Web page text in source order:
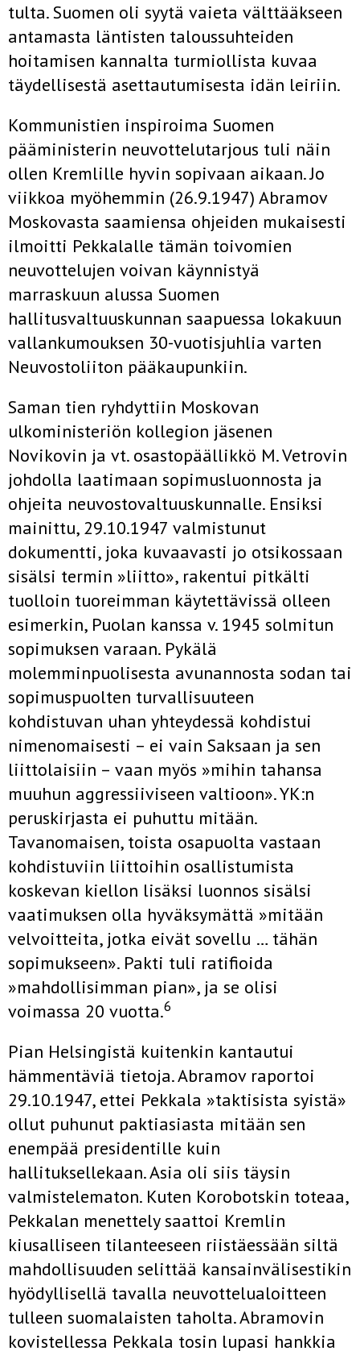
tulta. Suomen oli syytä vaieta välttääkseen
antamasta läntisten taloussuhteiden
hoitamisen kannalta turmiollista kuvaa
täydellisestä asettautumisesta idän leiriin.
Kommunistien inspiroima Suomen
pääministerin neuvottelutarjous tuli näin
ollen Kremlille hyvin sopivaan aikaan. Jo
viikkoa myöhemmin (26.9.1947) Abramov
Moskovasta saamiensa ohjeiden mukaisesti
ilmoitti Pekkalalle tämän toivomien
neuvottelujen voivan käynnistyä
marraskuun alussa Suomen
hallitusvaltuuskunnan saapuessa lokakuun
vallankumouksen 30-vuotisjuhlia varten
Neuvostoliiton pääkaupunkiin.
Saman tien ryhdyttiin Moskovan
ulkoministeriön kollegion jäsenen
Novikovin ja vt. osastopäällikkö M. Vetrovin
johdolla laatimaan sopimusluonnosta ja
ohjeita neuvostovaltuuskunnalle. Ensiksi
mainittu, 29.10.1947 valmistunut
dokumentti, joka kuvaavasti jo otsikossaan
sisälsi termin »liitto», rakentui pitkälti
tuolloin tuoreimman käytettävissä olleen
esimerkin, Puolan kanssa v. 1945 solmitun
sopimuksen varaan. Pykälä
molemminpuolisesta avunannosta sodan tai
sopimuspuolten turvallisuuteen
kohdistuvan uhan yhteydessä kohdistui
nimenomaisesti – ei vain Saksaan ja sen
liittolaisiin – vaan myös »mihin tahansa
muuhun aggressiiviseen valtioon». YK:n
peruskirjasta ei puhuttu mitään.
Tavanomaisen, toista osapuolta vastaan
kohdistuviin liittoihin osallistumista
koskevan kiellon lisäksi luonnos sisälsi
vaatimuksen olla hyväksymättä »mitään
velvoitteita, jotka eivät sovellu … tähän
sopimukseen». Pakti tuli ratifioida
»mahdollisimman pian», ja se olisi
voimassa 20 vuotta.6
Pian Helsingistä kuitenkin kantautui
hämmentäviä tietoja. Abramov raportoi
29.10.1947, ettei Pekkala »taktisista syistä»
ollut puhunut paktiasiasta mitään sen
enempää presidentille kuin
hallituksellekaan. Asia oli siis täysin
valmistelematon. Kuten Korobotskin toteaa,
Pekkalan menettely saattoi Kremlin
kiusalliseen tilanteeseen riistäessään siltä
mahdollisuuden selittää kansainvälisestikin
hyödyllisellä tavalla neuvottelualoitteen
tulleen suomalaisten taholta. Abramovin
kovistellessa Pekkala tosin lupasi hankkia